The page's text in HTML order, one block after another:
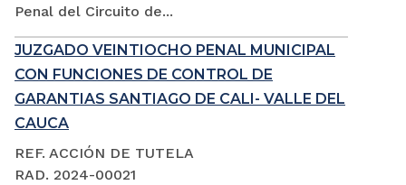
Penal del Circuito de...
JUZGADO VEINTIOCHO PENAL MUNICIPAL
CON FUNCIONES DE CONTROL DE
GARANTIAS SANTIAGO DE CALI- VALLE DEL
CAUCA
REF. ACCIÓN DE TUTELA
RAD. 2024-00021